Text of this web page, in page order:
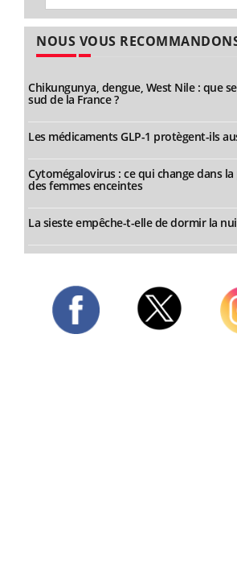
NOUS VOUS
Chikungunya, dengue, West Nile : que
sud de la France ?
Les médicaments GLP-1 protègent-ils
Cytomégalovirus : ce qui change dans
des femmes enceintes
La sieste empêche-t-elle de dormir la